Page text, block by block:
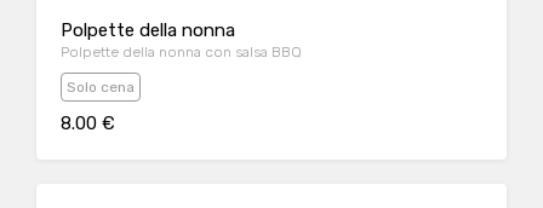
Polpette della nonna
Polpette della nonna con salsa BBQ
Solo cena
8.00 €